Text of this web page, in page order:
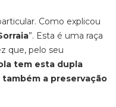
Como explicou
”. Esta é uma raça
que, pelo seu
tem esta dupla
a preservação